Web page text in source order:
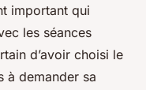
important qui
les séances
d’avoir choisi le
à demander sa